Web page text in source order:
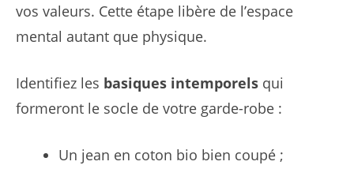
vos valeurs. Cette étape libère de l’espace
mental autant que physique.
Identifiez les basiques intemporels qui
formeront le socle de votre garde-robe :
Un jean en coton bio bien coupé ;